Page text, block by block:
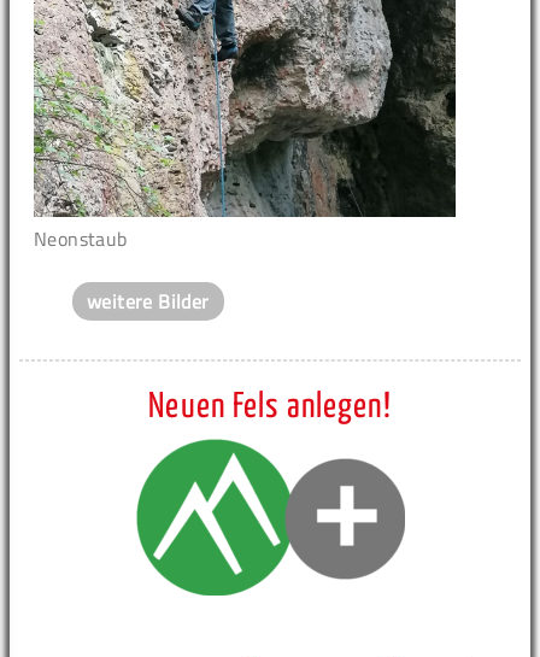
Neonstaub
weitere Bilder
Neuen Fels anlegen!